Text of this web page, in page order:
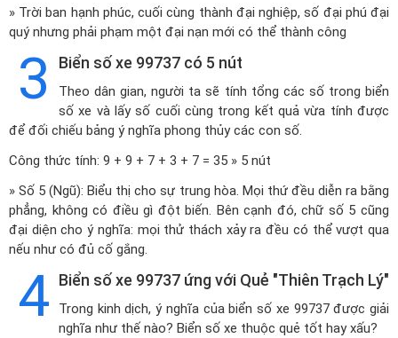
» Trời ban hạnh phúc, cuối cùng thành đại nghiệp, số đại phú đại
quý nhưng phải phạm một đại nạn mới có thể thành công
3 Biển số xe 99737 có 5 nút
Theo dân gian, người ta sẽ tính tổng các số trong biển
số xe và lấy số cuối cùng trong kết quả vừa tính được
để đối chiếu bảng ý nghĩa phong thủy các con số.
Công thức tính: 9 + 9 + 7 + 3 + 7 = 35 » 5 nút
» Số 5 (Ngũ): Biểu thị cho sự trung hòa. Mọi thứ đều diễn ra bằng
phẳng, không có điều gì đột biến. Bên cạnh đó, chữ số 5 cũng
đại diện cho ý nghĩa: mọi thử thách xảy ra đều có thể vượt qua
nếu như có đủ cố gắng.
4 Biển số xe 99737 ứng với Quẻ "Thiên Trạch Lý"
Trong kinh dịch, ý nghĩa của biển số xe 99737 được giải
nghĩa như thế nào? Biển số xe thuộc quẻ tốt hay xấu?